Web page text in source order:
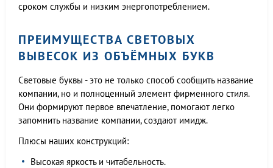
сроком службы и низким энергопотреблением.
ПРЕИМУЩЕСТВА СВЕТОВЫХ
ВЫВЕСОК ИЗ ОБЪЁМНЫХ БУКВ
Световые буквы - это не только способ сообщить название
компании, но и полноценный элемент фирменного стиля.
Они формируют первое впечатление, помогают легко
запомнить название компании, создают имидж.
Плюсы наших конструкций:
Высокая яркость и читабельность.